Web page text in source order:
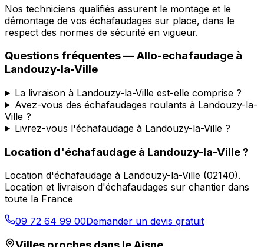
Nos techniciens qualifiés assurent le montage et le
démontage de vos échafaudages sur place, dans le
respect des normes de sécurité en vigueur.
Questions fréquentes —Allo-echafaudage à
Landouzy-la-Ville
La livraison à Landouzy-la-Ville est-elle comprise ?
Avez-vous des échafaudages roulants à Landouzy-la-
Ville ?
Livrez-vous l'échafaudage à Landouzy-la-Ville ?
Location d'échafaudage à Landouzy-la-Ville?
Location d'échafaudage à Landouzy-la-Ville (02140).
Location et livraison d'échafaudages sur chantier dans
toute la France
09 72 64 99 00Demander un devis gratuit